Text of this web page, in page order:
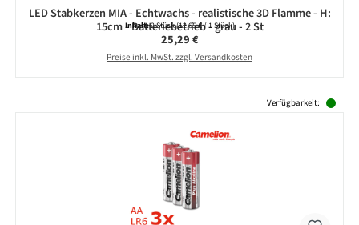
LED Stabkerzen MIA - Echtwachs - realistische 3D Flamme - H:
15cm - Batteriebetrieb - grau - 2 St
Inhalt:2 Stück(12,65 € / 1 Stück)
Regulärer Preis:
25,29 €
Preise inkl. MwSt. zzgl. Versandkosten
Verfügbarkeit: